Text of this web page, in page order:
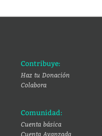
Contribuye:
Haz tu Donación
Colabora
Comunidad:
Cuenta básica
Cuenta Avanzada